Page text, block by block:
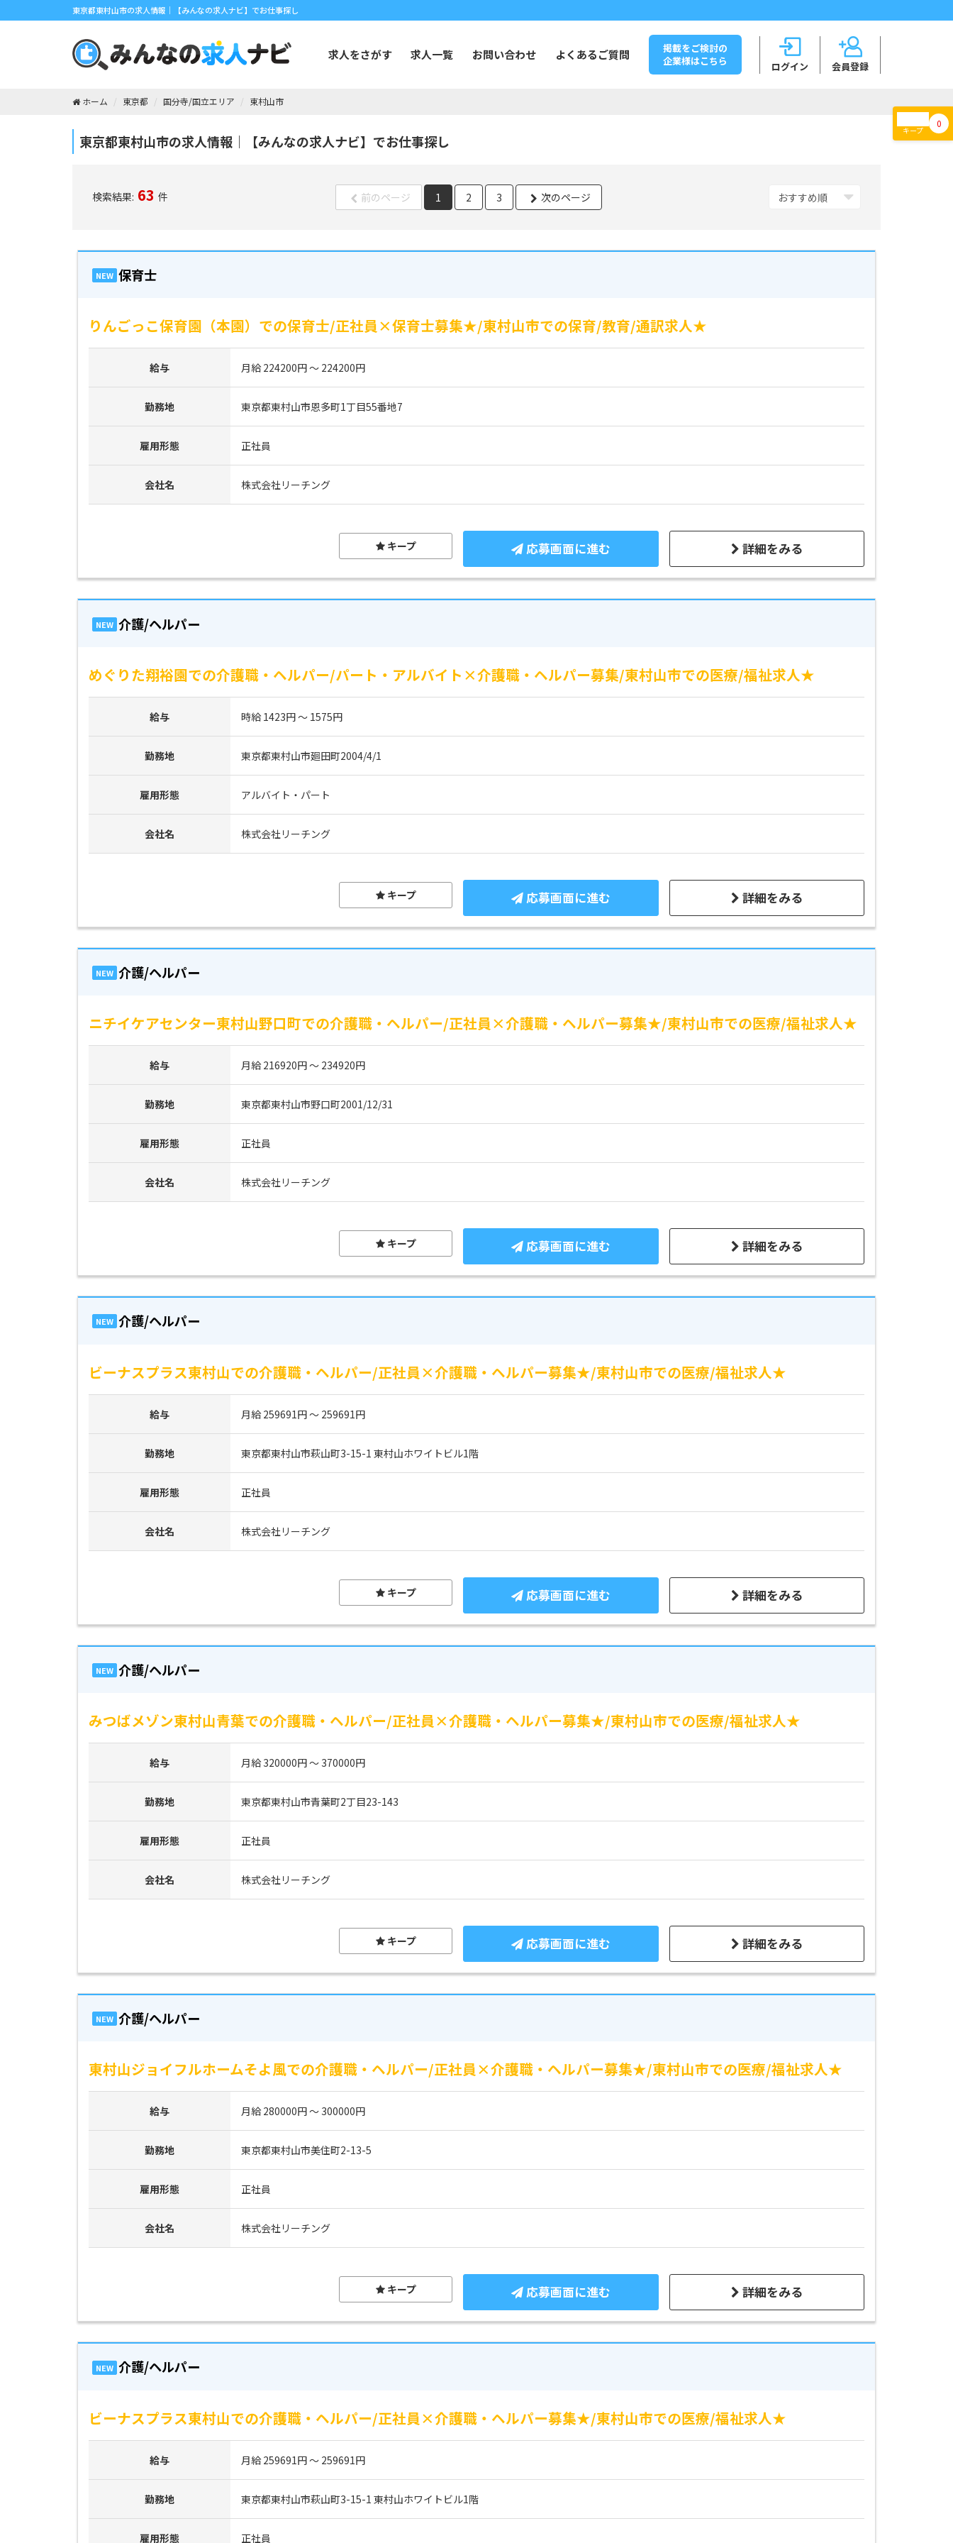
東京都東村山市の求人情報｜【みんなの求人ナビ】でお仕事探し
会員登録
ログイン
求人をさがす 求人一覧 お問い合わせ よくあるご質問
掲載をご検討の
企業様はこちら
キープ
0
ホーム 東京都 国分寺/国立エリア 東村山市
東京都東村山市の求人情報｜【みんなの求人ナビ】でお仕事探し
検索結果: 63 件 前のページ 1 2 3 次のページ
NEW 保育士
りんごっこ保育園（本園）での保育士/正社員×保育士募集★/東村山市での保育/教育/通訳求人★
給与 月給 224200円 ～ 224200円
勤務地 東京都東村山市恩多町1丁目55番地7
雇用形態 正社員
会社名 株式会社リーチング
詳細をみる
応募画面に進む
キープ
NEW 介護/ヘルパー
めぐりた翔裕園での介護職・ヘルパー/パート・アルバイト×介護職・ヘルパー募集/東村山市での医療/福祉求人★
給与 時給 1423円 ～ 1575円
勤務地 東京都東村山市廻田町2004/4/1
雇用形態 アルバイト・パート
会社名 株式会社リーチング
詳細をみる
応募画面に進む
キープ
NEW 介護/ヘルパー
ニチイケアセンター東村山野口町での介護職・ヘルパー/正社員×介護職・ヘルパー募集★/東村山市での医療/福祉求人★
給与 月給 216920円 ～ 234920円
勤務地 東京都東村山市野口町2001/12/31
雇用形態 正社員
会社名 株式会社リーチング
詳細をみる
応募画面に進む
キープ
NEW 介護/ヘルパー
ビーナスプラス東村山での介護職・ヘルパー/正社員×介護職・ヘルパー募集★/東村山市での医療/福祉求人★
給与 月給 259691円 ～ 259691円
勤務地 東京都東村山市萩山町3-15-1 東村山ホワイトビル1階
雇用形態 正社員
会社名 株式会社リーチング
詳細をみる
応募画面に進む
キープ
NEW 介護/ヘルパー
みつばメゾン東村山青葉での介護職・ヘルパー/正社員×介護職・ヘルパー募集★/東村山市での医療/福祉求人★
給与 月給 320000円 ～ 370000円
勤務地 東京都東村山市青葉町2丁目23-143
雇用形態 正社員
会社名 株式会社リーチング
詳細をみる
応募画面に進む
キープ
NEW 介護/ヘルパー
東村山ジョイフルホームそよ風での介護職・ヘルパー/正社員×介護職・ヘルパー募集★/東村山市での医療/福祉求人★
給与 月給 280000円 ～ 300000円
勤務地 東京都東村山市美住町2-13-5
雇用形態 正社員
会社名 株式会社リーチング
詳細をみる
応募画面に進む
キープ
NEW 介護/ヘルパー
ビーナスプラス東村山での介護職・ヘルパー/正社員×介護職・ヘルパー募集★/東村山市での医療/福祉求人★
給与 月給 259691円 ～ 259691円
勤務地 東京都東村山市萩山町3-15-1 東村山ホワイトビル1階
雇用形態 正社員